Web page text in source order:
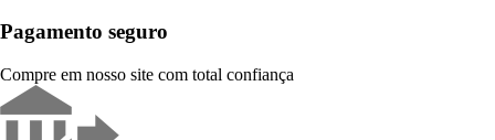
Pagamento seguro
Compre em nosso site com total confiança